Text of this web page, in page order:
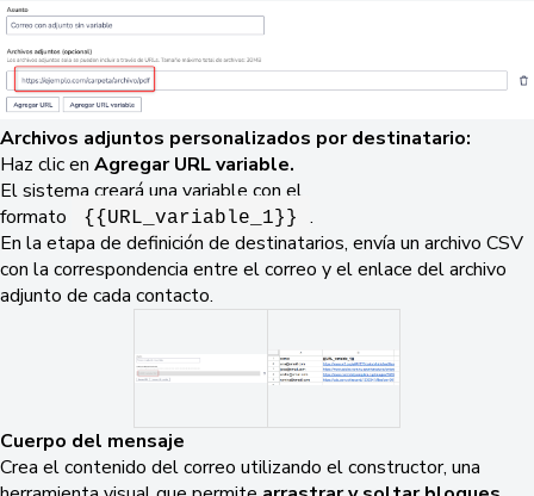
Archivos adjuntos personalizados por destinatario:
Haz clic en Agregar URL variable.
El sistema creará una variable con el
formato
{{URL_variable_1}}
.
En la etapa de definición de destinatarios, envía un archivo CSV
con la correspondencia entre el correo y el enlace del archivo
adjunto de cada contacto.
Cuerpo del mensaje
Crea el contenido del correo utilizando el constructor, una